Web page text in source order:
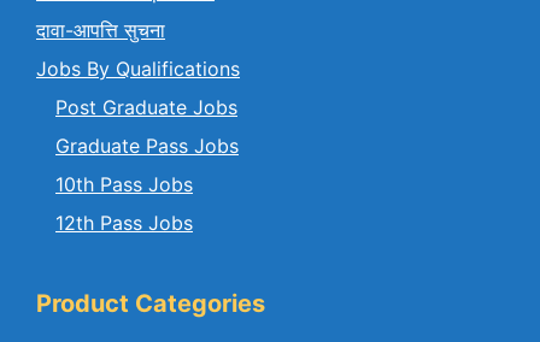
दावा-आपत्ति सुचना
Jobs By Qualifications
Post Graduate Jobs
Graduate Pass Jobs
10th Pass Jobs
12th Pass Jobs
Product Categories